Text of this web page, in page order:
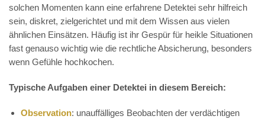
solchen Momenten kann eine erfahrene Detektei sehr hilfreich
sein, diskret, zielgerichtet und mit dem Wissen aus vielen
ähnlichen Einsätzen. Häufig ist ihr Gespür für heikle Situationen
fast genauso wichtig wie die rechtliche Absicherung, besonders
wenn Gefühle hochkochen.
Typische Aufgaben einer Detektei in diesem Bereich:
Observation: unauffälliges Beobachten der verdächtigen